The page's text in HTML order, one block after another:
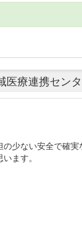
医療連携セン
少ない安全で確
ます。